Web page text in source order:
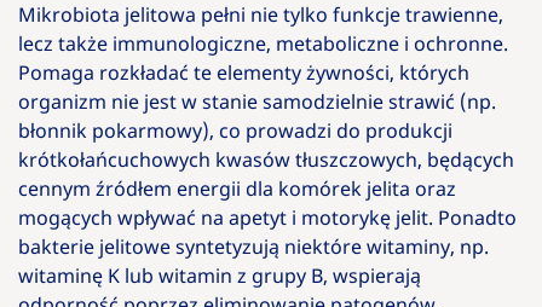
Mikrobiota jelitowa pełni nie tylko funkcje trawienne,
lecz także immunologiczne, metaboliczne i ochronne.
Pomaga rozkładać te elementy żywności, których
organizm nie jest w stanie samodzielnie strawić (np.
błonnik pokarmowy), co prowadzi do produkcji
krótkołańcuchowych kwasów tłuszczowych, będących
cennym źródłem energii dla komórek jelita oraz
mogących wpływać na apetyt i motorykę jelit. Ponadto
bakterie jelitowe syntetyzują niektóre witaminy, np.
witaminę K lub witamin z grupy B, wspierają